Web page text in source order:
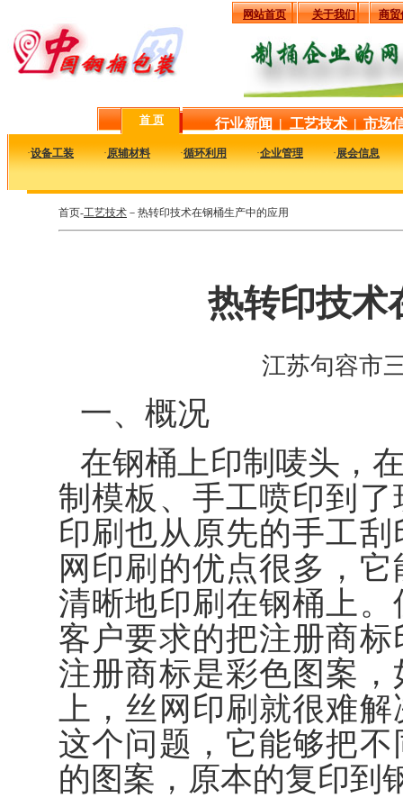
网站首页 关于我们 商贸
首 页 行业新闻 | 工艺技术 | 市场
·设备工装 ·原辅材料 ·循环利用 ·企业管理 ·展会信息
首页-工艺技术 －热转印技术在钢桶生产中的应用
热转印技术
江苏句容市
一、概况
在钢桶上印制唛头，
制模板、手工喷印到
印刷也从原先的手工
网印刷的优点很多，
清晰地印刷在钢桶上
客户要求的把注册商
注册商标是彩色图案
上，丝网印刷就很难
这个问题，它能够把
的图案，原本的复印到